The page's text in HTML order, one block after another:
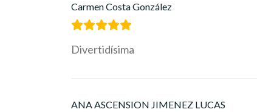
Carmen Costa González
Divertidísima
ANA ASCENSION JIMENEZ LUCAS